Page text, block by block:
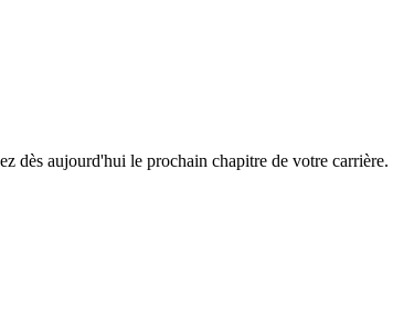
dès aujourd'hui le prochain chapitre de votre carrière.